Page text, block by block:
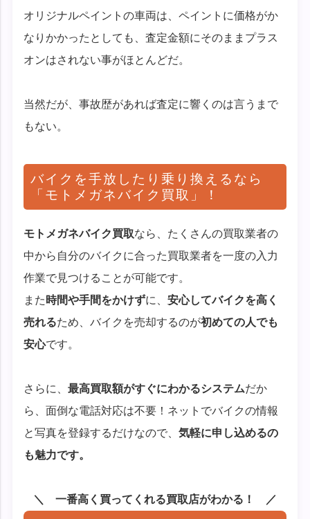
オリジナルペイントの車両は、ペイントに価格がか
なりかかったとしても、査定金額にそのままプラス
オンはされない事がほとんどだ。
当然だが、事故歴があれば査定に響くのは言うまで
もない。
バイクを手放したり乗り換えるなら
「モトメガネバイク買取」！
モトメガネバイク買取なら、たくさんの買取業者の
中から自分のバイクに合った買取業者を一度の入力
作業で見つけることが可能です。
また 時間や手間をかけずに、安心してバイクを高く
売れるため、バイクを売却するのが初めての人でも
安心です。
さらに、最高買取額がすぐにわかるシステムだか
ら、面倒な電話対応は不要！ネットでバイクの情報
と写真を登録するだけなので、気軽に申し込めるの
も魅力です。
一番高く買ってくれる買取店がわかる！